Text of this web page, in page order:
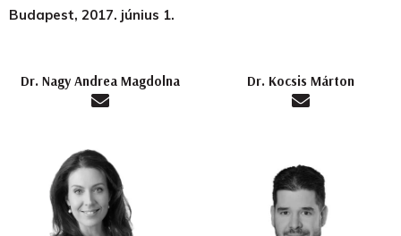
Budapest, 2017. június 1.
Dr. Nagy Andrea Magdolna Dr. Kocsis Márton